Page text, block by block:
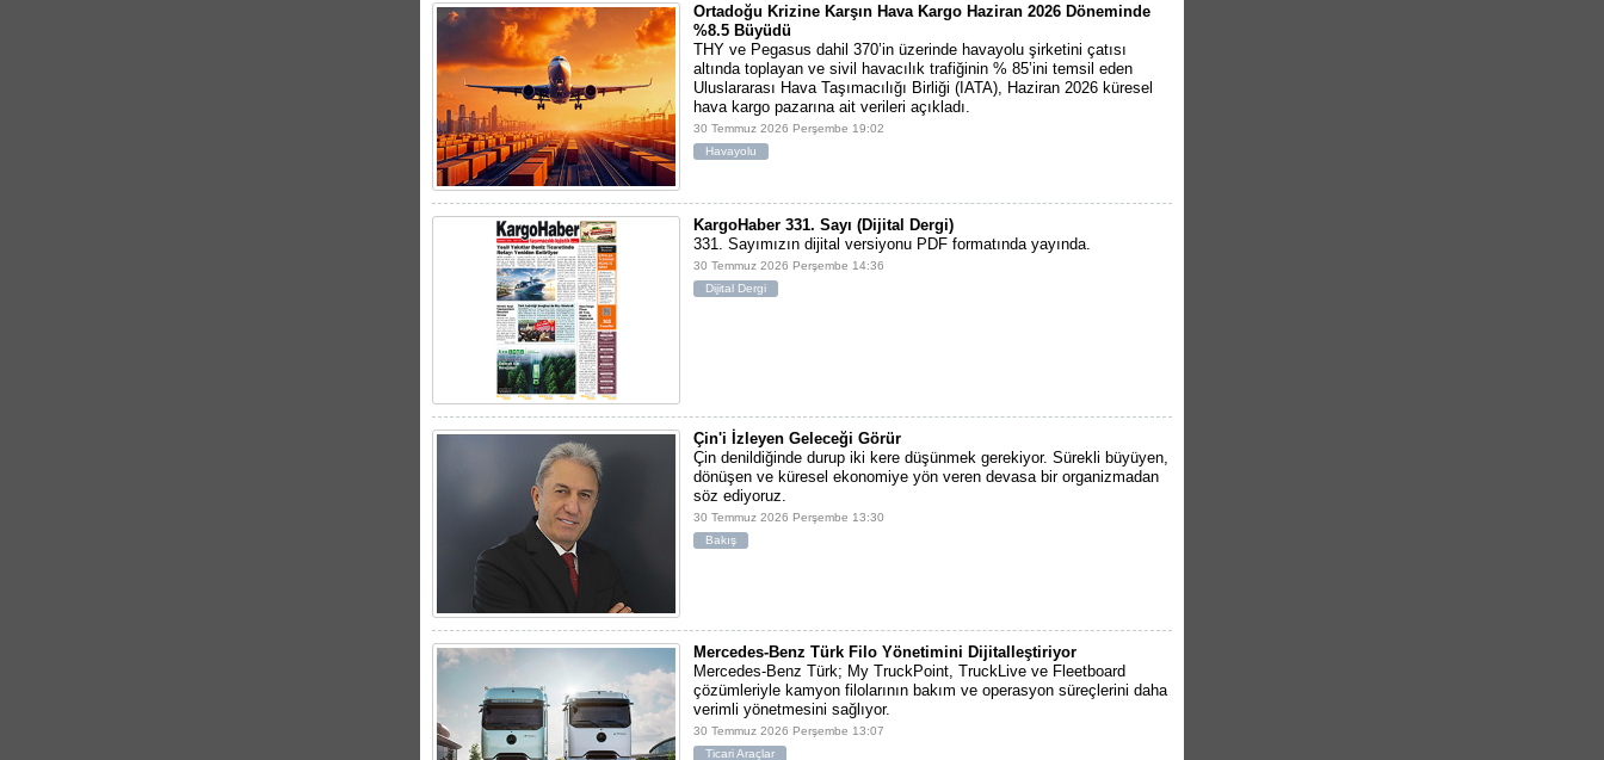
Ortadoğu Krizine Karşın Hava Kargo Haziran 2026 Döneminde
%8.5 Büyüdü
THY ve Pegasus dahil 370’in üzerinde havayolu şirketini çatısı
altında toplayan ve sivil havacılık trafiğinin % 85’ini temsil eden
Uluslararası Hava Taşımacılığı Birliği (IATA), Haziran 2026 küresel
hava kargo pazarına ait verileri açıkladı.
30 Temmuz 2026 Perşembe 19:02
Havayolu
KargoHaber 331. Sayı (Dijital Dergi)
331. Sayımızın dijital versiyonu PDF formatında yayında.
30 Temmuz 2026 Perşembe 14:36
Dijital Dergi
Çin'i İzleyen Geleceği Görür
Çin denildiğinde durup iki kere düşünmek gerekiyor. Sürekli büyüyen,
dönüşen ve küresel ekonomiye yön veren devasa bir organizmadan
söz ediyoruz.
30 Temmuz 2026 Perşembe 13:30
Bakış
Mercedes-Benz Türk Filo Yönetimini Dijitalleştiriyor
Mercedes-Benz Türk; My TruckPoint, TruckLive ve Fleetboard
çözümleriyle kamyon filolarının bakım ve operasyon süreçlerini daha
verimli yönetmesini sağlıyor.
30 Temmuz 2026 Perşembe 13:07
Ticari Araçlar